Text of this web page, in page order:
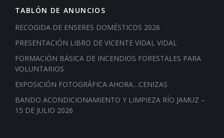
TABLÓN DE ANUNCIOS
RECOGIDA DE ENSERES DOMÉSTICOS 2026
PRESENTACIÓN LIBRO DE VICENTE VIDAL VIDAL
FORMACIÓN BÁSICA DE INCENDIOS FORESTALES PARA
VOLUNTARIOS
EXPOSICIÓN FOTOGRÁFICA AHORA…CENIZAS
BANDO ACONDICIONAMIENTO Y LIMPIEZA RÍO JAMUZ –
15 DE JULIO 2026